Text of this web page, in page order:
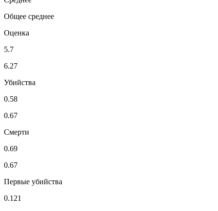
Общее среднее
Оценка
5.7
6.27
Убийства
0.58
0.67
Смерти
0.69
0.67
Первые убийства
0.121